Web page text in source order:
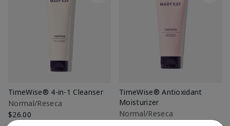
TimeWise® 4-in-1 Cleanser
Normal/Reseca
$26.00
TimeWise® Antioxidant
Moisturizer
Normal/Reseca